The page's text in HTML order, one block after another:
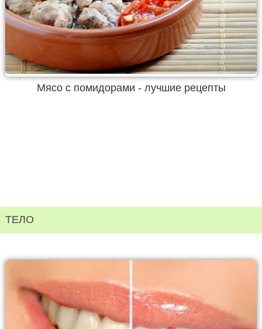
Мясо с помидорами - лучшие рецепты
ТЕЛО